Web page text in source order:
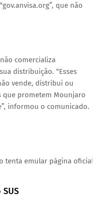
que não
comercializa
distribuição. “Esses
vende, distribui ou
que prometem Mounjaro
informou o comunicado.
tenta emular página oficial